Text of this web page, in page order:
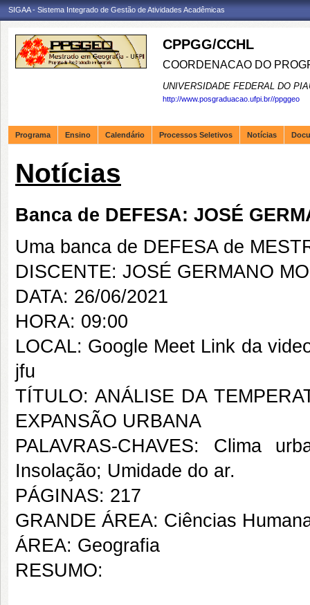
SIGAA - Sistema Integrado de Gestão de Atividades Acadêmicas
CPPGG/CCHL
COORDENACAO DO
UNIVERSIDADE FEDERAL DO
http://www.posgraduacao.ufpi.br//ppggeo
Programa Ensino Calendário Processos Seletivos Notícias
Notícias
Banca de DEFESA: JOSÉ
Uma banca de DEFESA de
DISCENTE: JOSÉ GERMANO
DATA: 26/06/2021
HORA: 09:00
LOCAL: Google Meet Link da
jfu
TÍTULO: ANÁLISE DA
EXPANSÃO URBANA
PALAVRAS-CHAVES: Clima
Insolação; Umidade do ar.
PÁGINAS: 217
GRANDE ÁREA: Ciências
ÁREA: Geografia
RESUMO: